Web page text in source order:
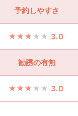
予約しやすさ
3.0
勧誘の有無
3.0